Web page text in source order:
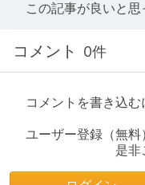
この記事が良いと思
コメント 0件
コメントを書き込
ユーザー登録（無
是非